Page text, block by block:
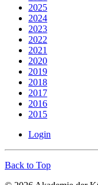
2025
2024
2023
2022
2021
2020
2019
2018
2017
2016
2015
Login
Back to Top